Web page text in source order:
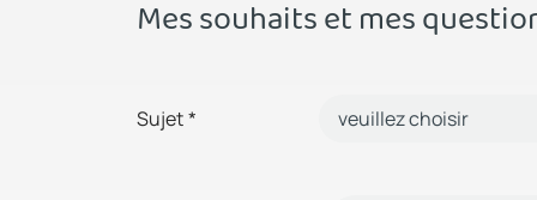
Mes souhaits et mes
Sujet*